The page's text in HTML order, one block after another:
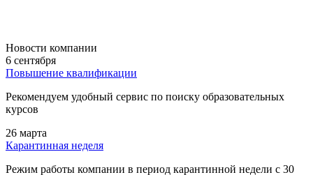
Новости компании
6 сентября
Повышение квалификации
Рекомендуем удобный сервис по поиску образовательных
курсов
26 марта
Карантинная неделя
Режим работы компании в период карантинной недели c 30